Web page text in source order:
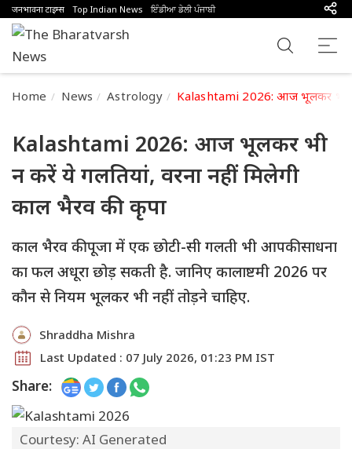
जनभावना टाइम्स Top Indian News ਇੰਡੀਆ ਡੇਲੀ ਪੰਜਾਬੀ
Home News Astrology Kalashtami 2026: आज भूलकर भी न
Kalashtami 2026: आज भूलकर भी
न करें ये गलतियां, वरना नहीं मिलेगी
काल भैरव की कृपा
काल भैरव की पूजा में एक छोटी-सी गलती भी आपकी साधना
का फल अधूरा छोड़ सकती है. जानिए कालाष्टमी 2026 पर
कौन से नियम भूलकर भी नहीं तोड़ने चाहिए.
Shraddha Mishra
Last Updated : 07 July 2026, 01:23 PM IST
Share:
Courtesy: AI Generated